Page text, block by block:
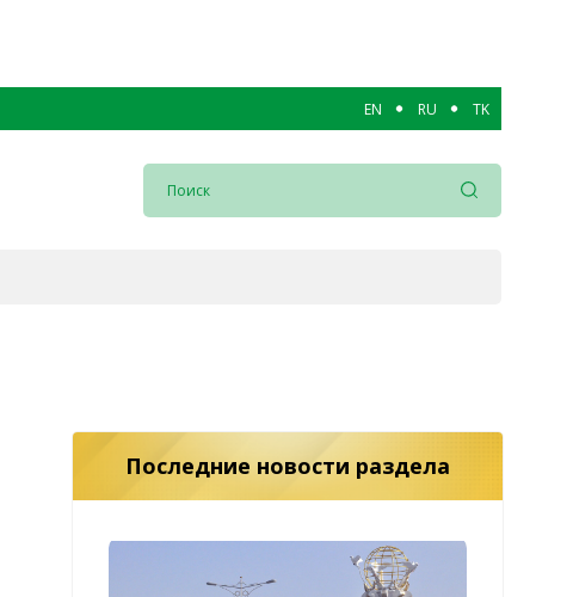
EN RU TK
Последние новости раздела